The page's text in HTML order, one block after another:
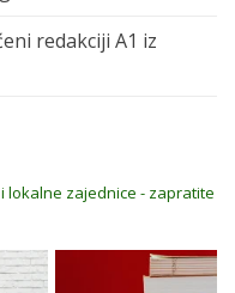
redakciji A1 iz
lokalne zajednice - zapratite